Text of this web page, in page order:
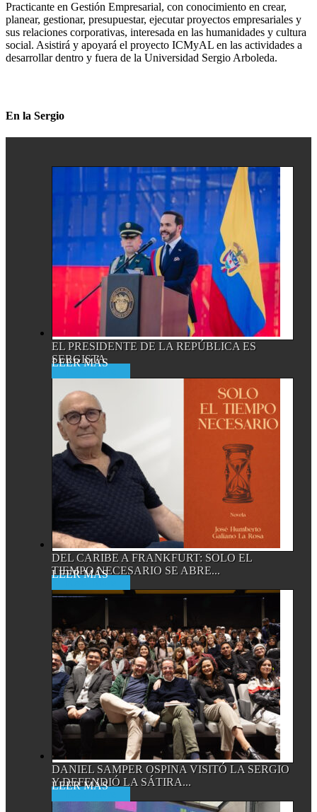
Practicante en Gestión Empresarial, con conocimiento en crear,
planear, gestionar, presupuestar, ejecutar proyectos empresariales y
sus relaciones corporativas, interesada en las humanidades y cultura
social. Asistirá y apoyará el proyecto ICMyAL en las actividades a
desarrollar dentro y fuera de la Universidad Sergio Arboleda.
En la Sergio
EL PRESIDENTE DE LA REPÚBLICA ES
SERGISTA
DEL CARIBE A FRANKFURT: SOLO EL
TIEMPO NECESARIO SE ABRE...
DANIEL SAMPER OSPINA VISITÓ LA SERGIO
Y DEFENDIÓ LA SÁTIRA...